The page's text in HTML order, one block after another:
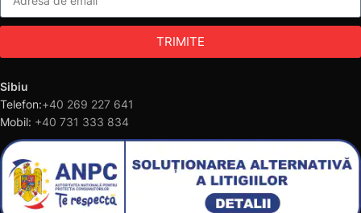
TRIMITE
Sibiu
Telefon:+40 269 227 641
Mobil: +40 731 333 834